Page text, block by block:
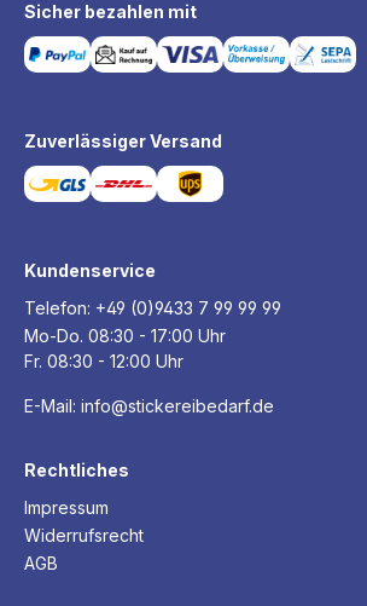
Sicher bezahlen mit
Zuverlässiger Versand
Kundenservice
Telefon: +49 (0)9433 7 99 99 99
Mo-Do. 08:30 - 17:00 Uhr
Fr. 08:30 - 12:00 Uhr
E-Mail: info@stickereibedarf.de
Rechtliches
Impressum
Widerrufsrecht
AGB